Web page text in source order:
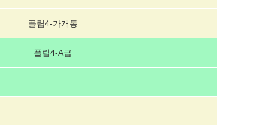
플립4-가개통
플립4-A급